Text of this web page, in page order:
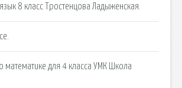
8 класс Тростенцова Ладыженская.
математике для 4 класса УМК Школа